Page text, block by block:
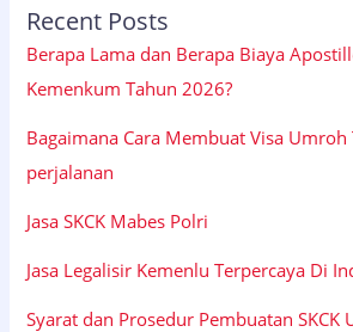
Recent Posts
Berapa Lama dan Berapa Biaya
Kemenkum Tahun 2026?
Bagaimana Cara Membuat Visa Umroh
perjalanan
Jasa SKCK Mabes Polri
Jasa Legalisir Kemenlu Terpercaya Di
Syarat dan Prosedur Pembuatan SKCK